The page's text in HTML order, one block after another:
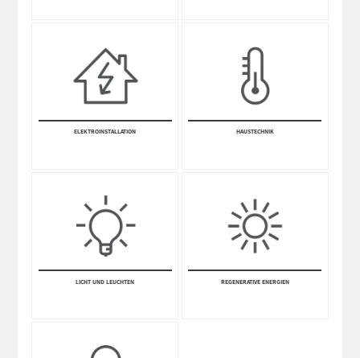
ELEKTRO­INSTALLA­TION HAUSTECHNIK
LICHT UND LEUCHTEN REGENERATIVE ENERGIEN